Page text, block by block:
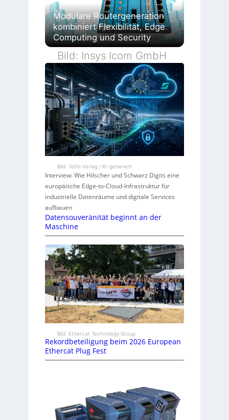
Modulare Routergeneration
kombiniert Flexibilität, Edge
Computing und Security
Bild: Insys Icom GmbH
Bild: TeDo Verlag / KI-generiert
Interview: Wie Hilscher und Schwarz Digits eine
europäische Edge-to-Cloud-Infrastruktur für
industrielle Datenräume und digitale Services
aufbauen
Datensouveränität beginnt an der
Maschine
Bild: Ethercat Technology Group
Rekordbeteiligung beim 2026 European
Ethercat Plug Fest